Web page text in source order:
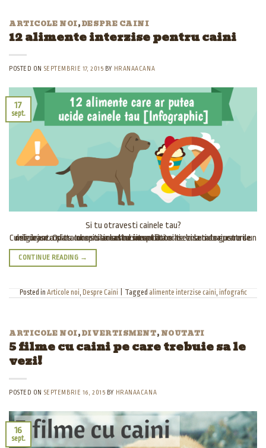
ARTICOLE NOI,DESPRE CAINI
12 alimente interzise pentru caini
POSTED ON SEPTEMBRIE 17, 2015 BY HRANAACANA
17
sept.
Si tu otravesti cainele tau?
Cu siguranta si tu cunosti aceasta situatie: te asezi la masa pentru un mic dejun copios. Incepi sa mananci cu pofta si te bucuri de gusturile delicioase. Odata observi in coltul mesei doi ochi cersetatori, care se uita la tine incantator.
CONTINUE READING →
Posted in Articole noi, Despre Caini Tagged alimente interzise caini, infografic
ARTICOLE NOI,DIVERTISMENT, NOUTATI
5 filme cu caini pe care trebuie sa le
vezi!
POSTED ON SEPTEMBRIE 16, 2015 BY HRANAACANA
16
sept.